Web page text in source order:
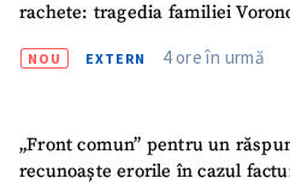
rachete: tragedia familiei
NOU EXTERN 4 ore în urmă
„Front comun” pentru un
recunoaște erorile în cazul